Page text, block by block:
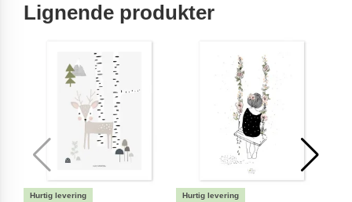
Lignende produkter